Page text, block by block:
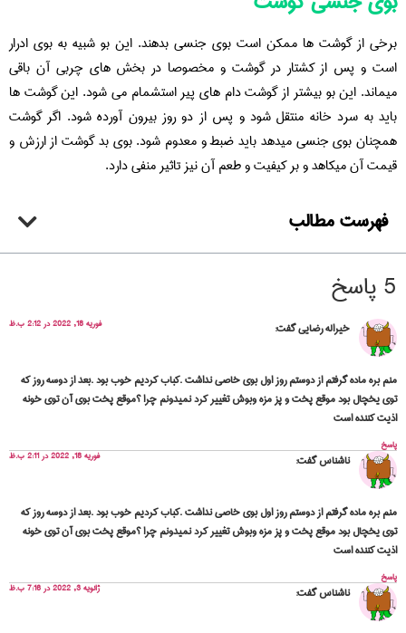
برخی از گوشت ها ممکن است بوی جنسی بدهند. این بو شبیه به بوی ادرار
است و پس از کشتار در گوشت و مخصوصا در بخش های چربی آن باقی
میماند. این بو بیشتر از گوشت دام های پیر استشمام می شود. این گوشت ها
باید به سرد خانه منتقل شود و پس از دو روز بیرون آورده شود. اگر گوشت
همچنان بوی جنسی میدهد باید ضبط و معدوم شود. بوی بد گوشت از ارزش و
قیمت آن میکاهد و بر کیفیت و طعم آن نیز تاثیر منفی دارد.
فهرست مطالب
5 پاسخ
خیراله رضاییگفت: فوریه 18, 2022 در 2:12 ب.ظ
منم بره ماده گرفتم از دوستم روز اول بوی خاصی نداشت .کباب کردیم خوب بود .بعد از دوسه ر‌وز که
توی یخچال بود موقع پخت و پز مزه وبوش تغییر کرد نمیدونم چرا ؟موقع پخت بوی آن توی خونه
اذیت کننده است
پاسخ
ناشناسگفت: فوریه 18, 2022 در 2:11 ب.ظ
منم بره ماده گرفتم از دوستم روز اول بوی خاصی نداشت .کباب کردیم خوب بود .بعد از دوسه ر‌وز که
توی یخچال بود موقع پخت و پز مزه وبوش تغییر کرد نمیدونم چرا ؟موقع پخت بوی آن توی خونه
اذیت کننده است
پاسخ
ناشناسگفت: ژانویه 3, 2022 در 7:16 ب.ظ